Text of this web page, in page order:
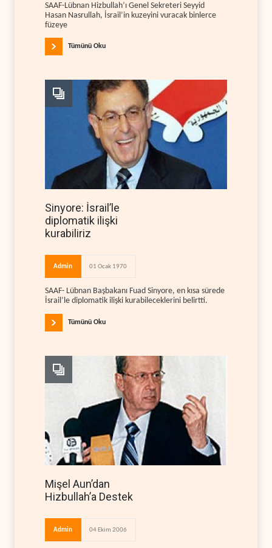
SAAF-Lübnan Hizbullah’ı Genel Sekreteri Seyyid
Hasan Nasrullah, İsrail’in kuzeyini vuracak binlerce
füzeye
Tümünü Oku
Sinyore: İsrail’le
diplomatik ilişki
kurabiliriz
Admin 01 Ocak 1970
SAAF- Lübnan Başbakanı Fuad Sinyore, en kısa sürede
İsrail’le diplomatik ilişki kurabileceklerini belirtti.
Tümünü Oku
Mişel Aun’dan
Hizbullah’a Destek
Admin 04 Ekim 2006